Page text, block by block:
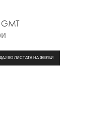
GMT
ВО ЛИСТАТА НА ЖЕЛБИ